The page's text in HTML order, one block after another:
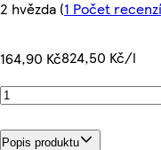
2 hvězda (1 Počet recenzí
164,90 Kč824,50 Kč/l
Popis produktu